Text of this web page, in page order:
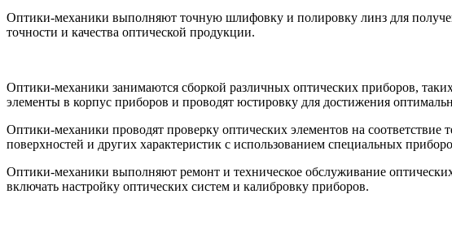
Оптики-механики выполняют точную шлифовку и полировку линз для
точности и качества оптической продукции.
Оптики-механики занимаются сборкой различных оптических приборов,
элементы в корпус приборов и проводят юстировку для достижения
Оптики-механики проводят проверку оптических элементов на
поверхностей и других характеристик с использованием специальных
Оптики-механики выполняют ремонт и техническое обслуживание
включать настройку оптических систем и калибровку приборов.